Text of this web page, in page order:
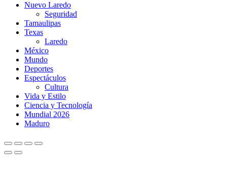
Nuevo Laredo
Seguridad
Tamaulipas
Texas
Laredo
México
Mundo
Deportes
Espectáculos
Cultura
Vida y Estilo
Ciencia y Tecnología
Mundial 2026
Maduro